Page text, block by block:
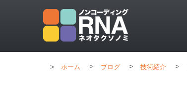
ホーム > ブログ > 技術紹介 >